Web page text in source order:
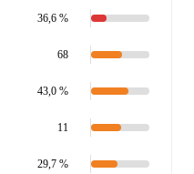
36,6 %
68
43,0 %
11
29,7 %